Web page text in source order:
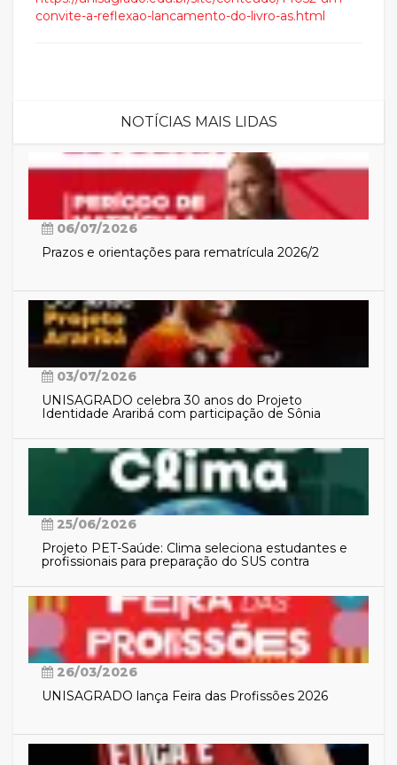
convite-a-reflexao-lancamento-do-livro-as.html
NOTÍCIAS MAIS LIDAS
06/07/2026
Prazos e orientações para rematrícula 2026/2
03/07/2026
UNISAGRADO celebra 30 anos do Projeto
Identidade Araribá com participação de Sônia
25/06/2026
Projeto PET-Saúde: Clima seleciona estudantes e
profissionais para preparação do SUS contra
26/03/2026
UNISAGRADO lança Feira das Profissões 2026